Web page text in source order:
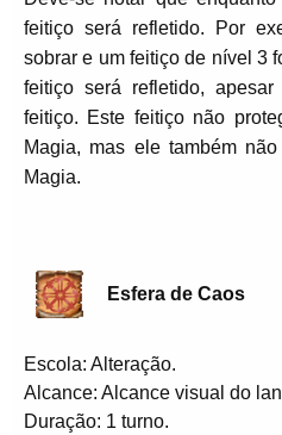
feitiço será refletido. Por
sobrar e um feitiço de nível 3
feitiço será refletido,
feitiço. Este feitiço não
Magia, mas ele também
Magia.
Esfera de Caos
Escola: Alteração.
Alcance: Alcance visual do
Duração: 1 turno.